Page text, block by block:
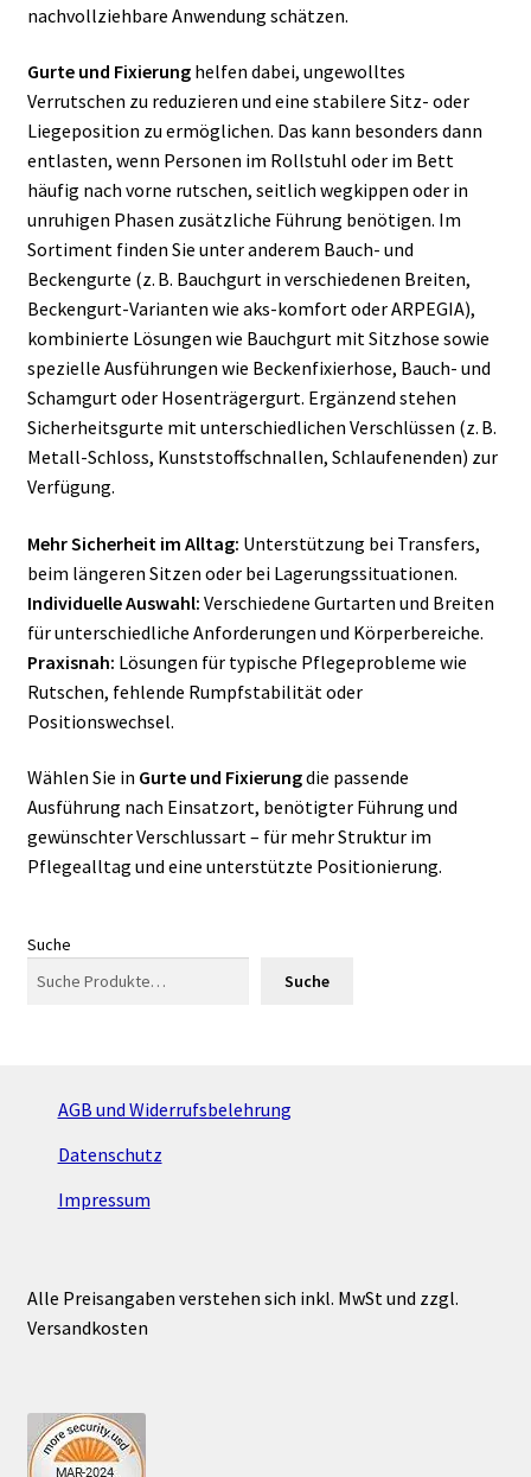
nachvollziehbare Anwendung schätzen.
Gurte und Fixierunghelfen dabei, ungewolltes
Verrutschen zu reduzieren und eine stabilere Sitz- oder
Liegeposition zu ermöglichen. Das kann besonders dann
entlasten, wenn Personen im Rollstuhl oder im Bett
häufig nach vorne rutschen, seitlich wegkippen oder in
unruhigen Phasen zusätzliche Führung benötigen. Im
Sortiment finden Sie unter anderem Bauch- und
Beckengurte (z. B. Bauchgurt in verschiedenen Breiten,
Beckengurt-Varianten wie aks-komfort oder ARPEGIA),
kombinierte Lösungen wie Bauchgurt mit Sitzhose sowie
spezielle Ausführungen wie Beckenfixierhose, Bauch- und
Schamgurt oder Hosenträgergurt. Ergänzend stehen
Sicherheitsgurte mit unterschiedlichen Verschlüssen (z. B.
Metall-Schloss, Kunststoffschnallen, Schlaufenenden) zur
Verfügung.
Mehr Sicherheit im Alltag: Unterstützung bei Transfers,
beim längeren Sitzen oder bei Lagerungssituationen.
Individuelle Auswahl: Verschiedene Gurtarten und Breiten
für unterschiedliche Anforderungen und Körperbereiche.
Praxisnah: Lösungen für typische Pflegeprobleme wie
Rutschen, fehlende Rumpfstabilität oder
Positionswechsel.
Wählen Sie in Gurte und Fixierungdie passende
Ausführung nach Einsatzort, benötigter Führung und
gewünschter Verschlussart – für mehr Struktur im
Pflegealltag und eine unterstützte Positionierung.
Suche
Suche
AGB und Widerrufsbelehrung
Datenschutz
Impressum
Alle Preisangaben verstehen sich inkl. MwSt und zzgl.
Versandkosten